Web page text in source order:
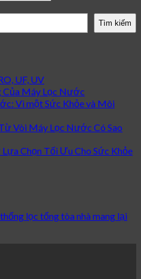
Tìm kiếm
UF, UV
Máy Lọc Nước
Vì một Sức Khỏe và Môi
Vòi Máy Lọc Nước Có Sao
Chọn Tối Ưu Cho Sức Khỏe
lọc tổng tòa nhà mang lại